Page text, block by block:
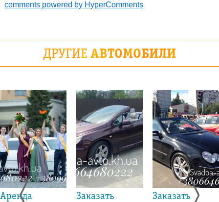
comments powered by HyperComments
ДРУГИЕ АВТОМОБИЛИ
Аренда
Заказать
Заказать